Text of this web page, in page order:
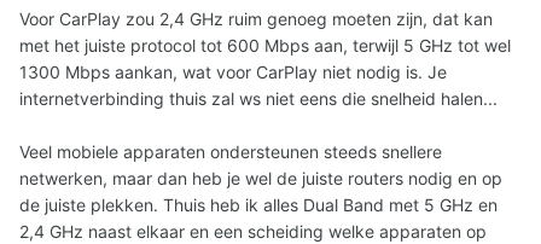
Voor CarPlay zou 2,4 GHz ruim genoeg moeten zijn, dat kan
met het juiste protocol tot 600 Mbps aan, terwijl 5 GHz tot wel
1300 Mbps aankan, wat voor CarPlay niet nodig is. Je
internetverbinding thuis zal ws niet eens die snelheid halen...
Veel mobiele apparaten ondersteunen steeds snellere
netwerken, maar dan heb je wel de juiste routers nodig en op
de juiste plekken. Thuis heb ik alles Dual Band met 5 GHz en
2,4 GHz naast elkaar en een scheiding welke apparaten op